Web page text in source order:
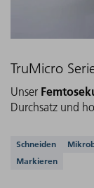
TruMicro
Unser
Durchsatz und
Schneiden
Markieren